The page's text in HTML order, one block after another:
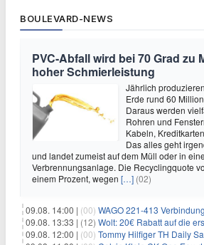
BOULEVARD-NEWS
PVC-Abfall wird bei 70 Grad zu
hoher Schmierleistung
Jährlich
Erde rund 60
Daraus werden
Rohren und
Kabeln,
Das alles geht
und landet zumeist auf dem Müll oder in
Verbrennungsanlage. Die Recyclingquote
einem Prozent, wegen […] (02)
09.08. 14:00 | (00) WAGO 221-413
09.08. 13:33 | (12) Wolt: 20€ Rabatt auf die ersten
09.08. 12:00 | (00) Tommy Hilfiger TH Daily Satchel